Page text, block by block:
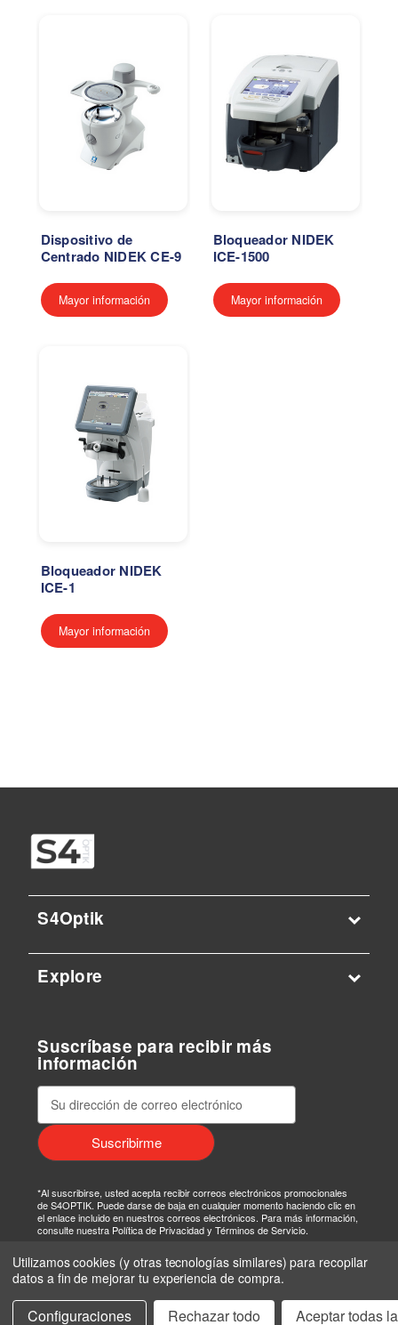
Dispositivo de
Centrado NIDEK CE-9
Mayor información
Bloqueador NIDEK
ICE-1500
Mayor información
Bloqueador NIDEK
ICE-1
Mayor información
S4Optik
Explore
Suscríbase para recibir más
información
D
r
e
c
i
ó
d
e
c
o
*Al suscribirse, usted acepta recibir correos electrónicos promocionales
de S4OPTIK. Puede darse de baja en cualquier momento haciendo clic en
el enlace incluido en nuestros correos electrónicos. Para más información,
consulte nuestra Política de Privacidad y Términos de Servicio.
Utilizamos cookies (y otras tecnologías similares) para recopilar
datos a fin de mejorar tu experiencia de compra.
Configuraciones Rechazar todo Aceptar todas